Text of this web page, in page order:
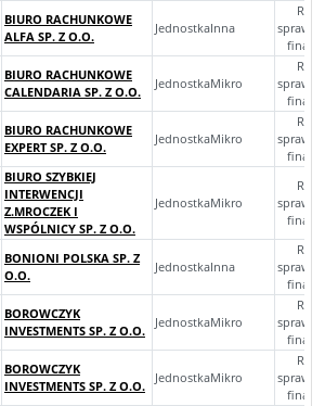
BIURO RACHUNKOWE
ALFA SP. Z O.O.
JednostkaInna
BIURO RACHUNKOWE
CALENDARIA SP. Z O.O.
JednostkaMikro
BIURO RACHUNKOWE
EXPERT SP. Z O.O.
JednostkaMikro
BIURO SZYBKIEJ
INTERWENCJI
Z.MROCZEK I
WSPÓLNICY SP. Z O.O.
JednostkaMikro
BONIONI POLSKA SP. Z
O.O.
JednostkaInna
BOROWCZYK
INVESTMENTS SP. Z O.O.
JednostkaMikro
BOROWCZYK
INVESTMENTS SP. Z O.O.
JednostkaMikro